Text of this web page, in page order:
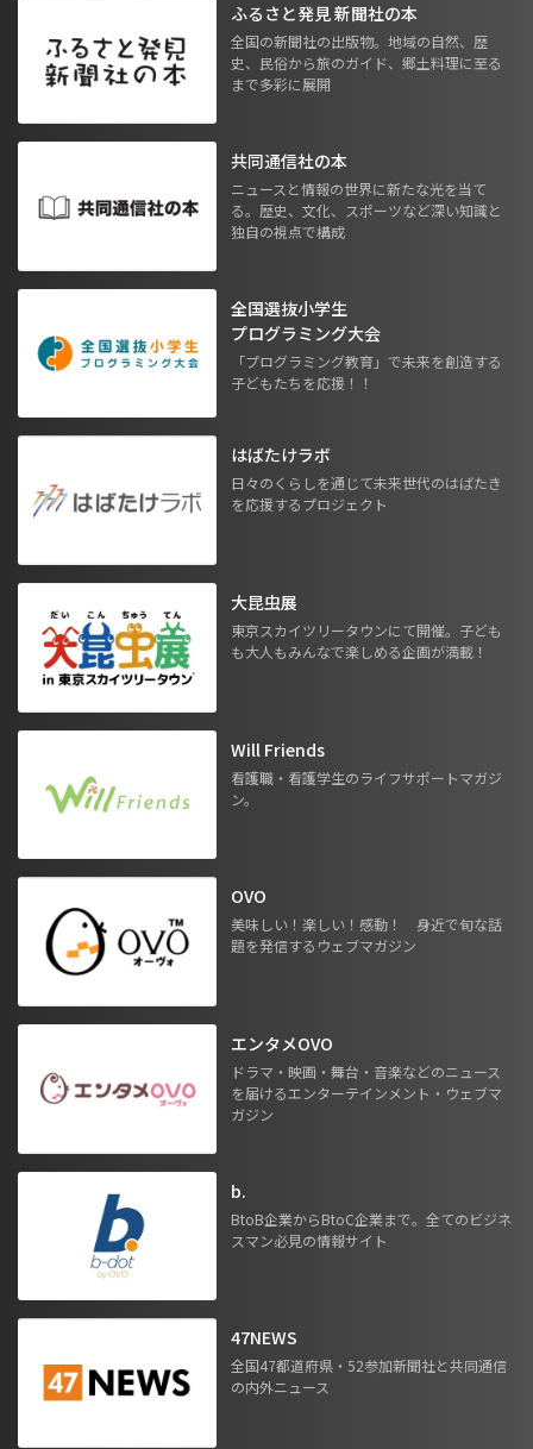
ふるさと発見 新聞社の本
全国の新聞社の出版物。地域の自然、歴
史、民俗から旅のガイド、郷土料理に至る
まで多彩に展開
共同通信社の本
ニュースと情報の世界に新たな光を当て
る。歴史、文化、スポーツなど深い知識と
独自の視点で構成
全国選抜小学生
プログラミング大会
「プログラミング教育」で未来を創造する
子どもたちを応援！！
はばたけラボ
日々のくらしを通じて未来世代のはばたき
を応援するプロジェクト
大昆虫展
東京スカイツリータウンにて開催。子ども
も大人もみんなで楽しめる企画が満載！
Will Friends
看護職・看護学生のライフサポートマガジ
ン。
OVO
美味しい！楽しい！感動！ 身近で旬な話
題を発信するウェブマガジン
エンタメOVO
ドラマ・映画・舞台・音楽などのニュース
を届けるエンターテインメント・ウェブマ
ガジン
b.
BtoB企業からBtoC企業まで。全てのビジネ
スマン必見の情報サイト
47NEWS
全国47都道府県・52参加新聞社と共同通信
の内外ニュース